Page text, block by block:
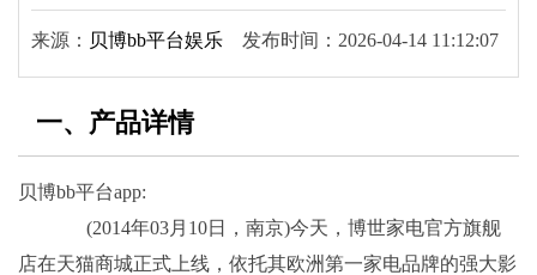
来源： 贝博bb平台娱乐 发布时间：2026-04-14 11:12:07
一、产品详情
贝博bb平台app:
(2014年03月10日，南京)今天，博世家电官方旗舰
店在天猫商城正式上线，依托其欧洲第一家电品牌的强大影